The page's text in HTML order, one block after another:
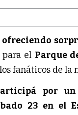
ofreciendo
para el Parque
fanáticos de la
por
23 en el